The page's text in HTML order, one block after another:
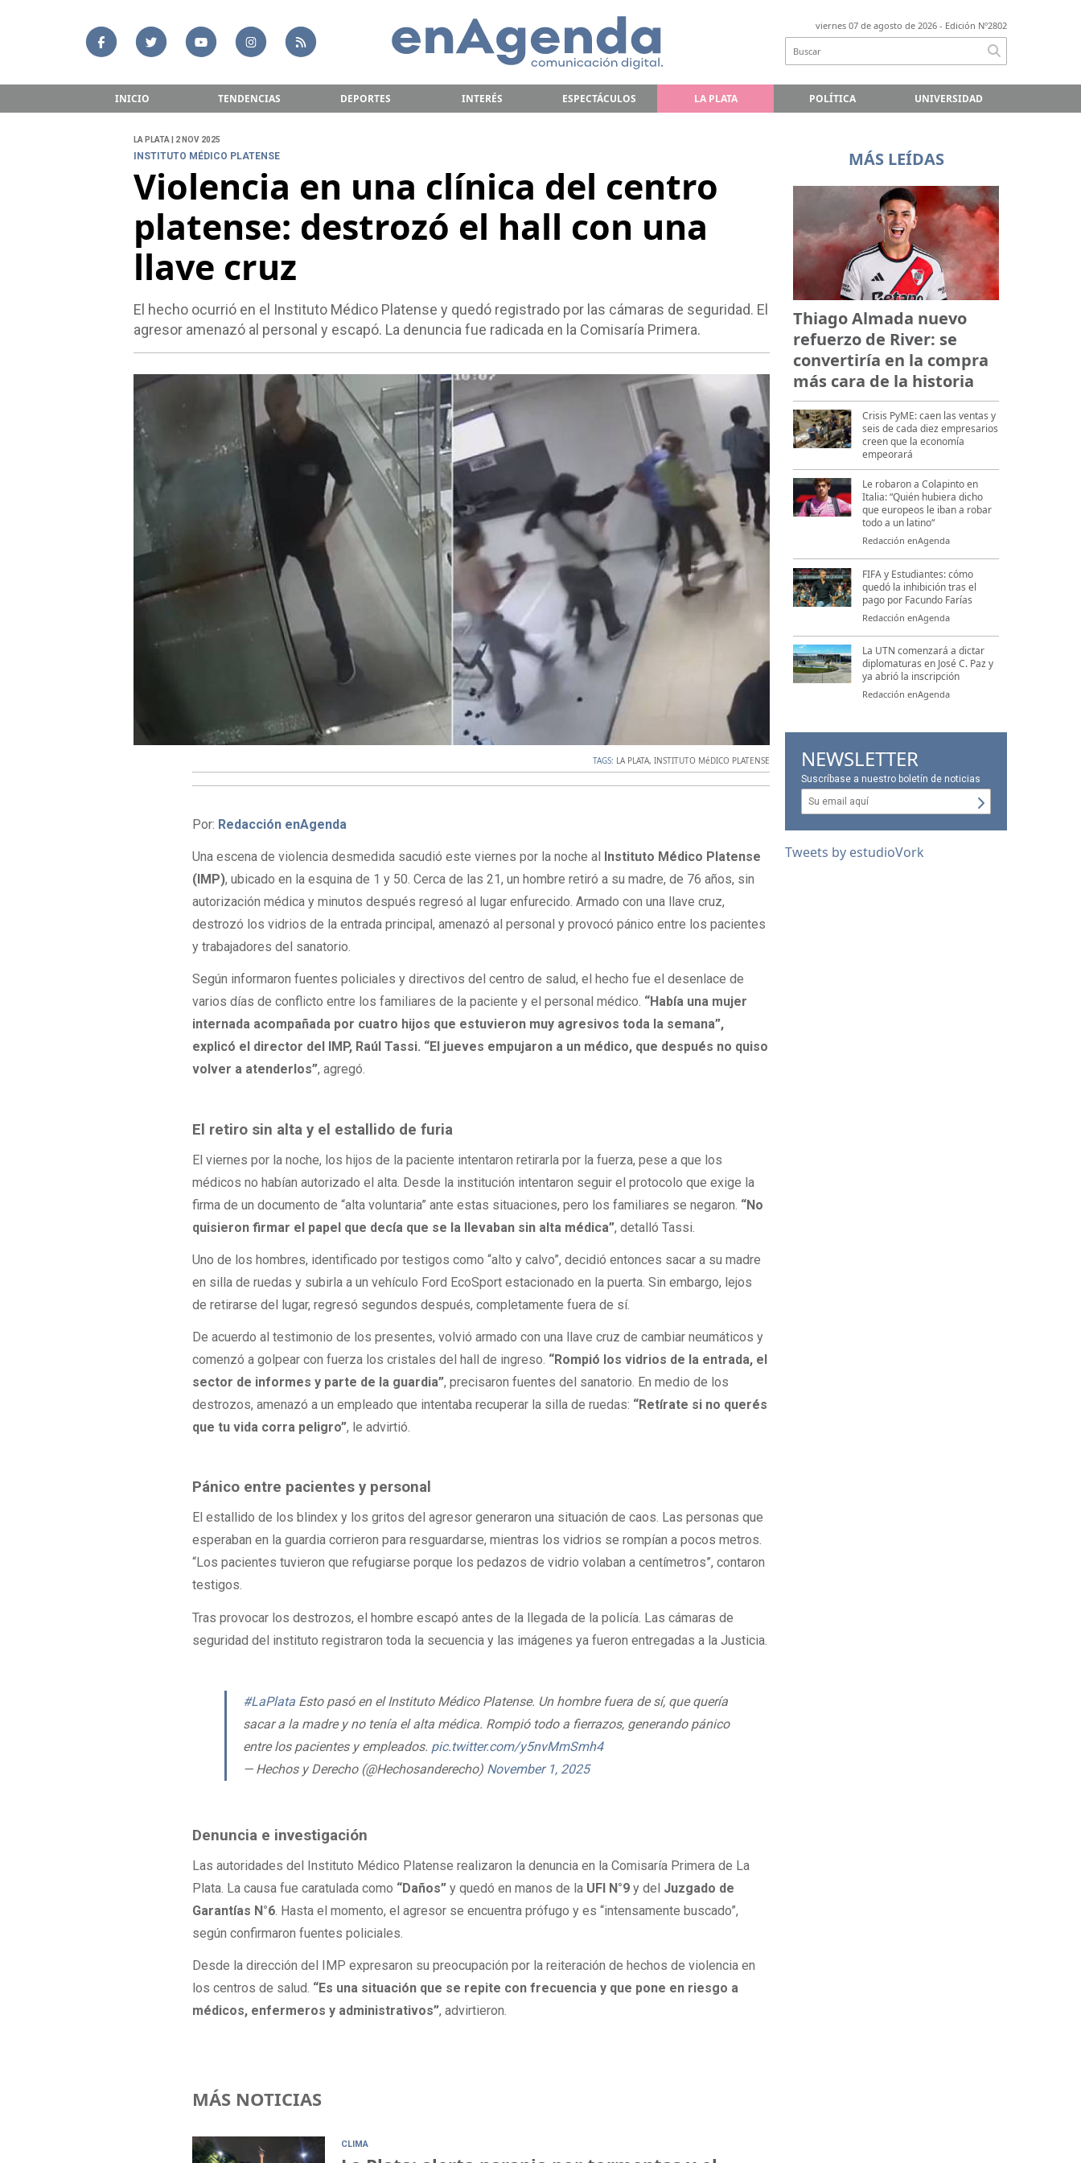
viernes 07 de agosto de 2026 - Edición Nº2802
INICIO TENDENCIAS DEPORTES INTERÉS ESPECTÁCULOS LA PLATA POLÍTICA UNIVERSIDAD
LA PLATA | 2 NOV 2025
INSTITUTO MÉDICO PLATENSE
Violencia en una clínica del centro
platense: destrozó el hall con una
llave cruz
El hecho ocurrió en el Instituto Médico Platense y quedó registrado por las cámaras de seguridad. El
agresor amenazó al personal y escapó. La denuncia fue radicada en la Comisaría Primera.
TAGS: LA PLATA,INSTITUTO MéDICO PLATENSE
Por: Redacción enAgenda
Una escena de violencia desmedida sacudió este viernes por la noche al Instituto Médico Platense
(IMP), ubicado en la esquina de 1 y 50. Cerca de las 21, un hombre retiró a su madre, de 76 años, sin
autorización médica y minutos después regresó al lugar enfurecido. Armado con una llave cruz,
destrozó los vidrios de la entrada principal, amenazó al personal y provocó pánico entre los pacientes
y trabajadores del sanatorio.
Según informaron fuentes policiales y directivos del centro de salud, el hecho fue el desenlace de
varios días de conflicto entre los familiares de la paciente y el personal médico. “Había una mujer
internada acompañada por cuatro hijos que estuvieron muy agresivos toda la semana”,
explicó el director del IMP, Raúl Tassi. “El jueves empujaron a un médico, que después no quiso
volver a atenderlos”, agregó.
El retiro sin alta y el estallido de furia
El viernes por la noche, los hijos de la paciente intentaron retirarla por la fuerza, pese a que los
médicos no habían autorizado el alta. Desde la institución intentaron seguir el protocolo que exige la
firma de un documento de “alta voluntaria” ante estas situaciones, pero los familiares se negaron. “No
quisieron firmar el papel que decía que se la llevaban sin alta médica”, detalló Tassi.
Uno de los hombres, identificado por testigos como “alto y calvo”, decidió entonces sacar a su madre
en silla de ruedas y subirla a un vehículo Ford EcoSport estacionado en la puerta. Sin embargo, lejos
de retirarse del lugar, regresó segundos después, completamente fuera de sí.
De acuerdo al testimonio de los presentes, volvió armado con una llave cruz de cambiar neumáticos y
comenzó a golpear con fuerza los cristales del hall de ingreso. “Rompió los vidrios de la entrada, el
sector de informes y parte de la guardia”, precisaron fuentes del sanatorio. En medio de los
destrozos, amenazó a un empleado que intentaba recuperar la silla de ruedas: “Retírate si no querés
que tu vida corra peligro”, le advirtió.
Pánico entre pacientes y personal
El estallido de los blindex y los gritos del agresor generaron una situación de caos. Las personas que
esperaban en la guardia corrieron para resguardarse, mientras los vidrios se rompían a pocos metros.
“Los pacientes tuvieron que refugiarse porque los pedazos de vidrio volaban a centímetros”, contaron
testigos.
Tras provocar los destrozos, el hombre escapó antes de la llegada de la policía. Las cámaras de
seguridad del instituto registraron toda la secuencia y las imágenes ya fueron entregadas a la Justicia.
#LaPlata Esto pasó en el Instituto Médico Platense. Un hombre fuera de sí, que quería
sacar a la madre y no tenía el alta médica. Rompió todo a fierrazos, generando pánico
entre los pacientes y empleados. pic.twitter.com/y5nvMmSmh4
— Hechos y Derecho (@Hechosanderecho) November 1, 2025
Denuncia e investigación
Las autoridades del Instituto Médico Platense realizaron la denuncia en la Comisaría Primera de La
Plata. La causa fue caratulada como “Daños” y quedó en manos de la UFI N°9 y del Juzgado de
Garantías N°6. Hasta el momento, el agresor se encuentra prófugo y es “intensamente buscado”,
según confirmaron fuentes policiales.
Desde la dirección del IMP expresaron su preocupación por la reiteración de hechos de violencia en
los centros de salud. “Es una situación que se repite con frecuencia y que pone en riesgo a
médicos, enfermeros y administrativos”, advirtieron.
MÁS NOTICIAS
CLIMA
MÁS LEÍDAS
Thiago Almada nuevo
refuerzo de River: se
convertiría en la compra
más cara de la historia
Crisis PyME: caen las ventas y
seis de cada diez empresarios
creen que la economía
empeorará
Le robaron a Colapinto en
Italia: “Quién hubiera dicho
que europeos le iban a robar
todo a un latino“
Redacción enAgenda
FIFA y Estudiantes: cómo
quedó la inhibición tras el
pago por Facundo Farías
Redacción enAgenda
La UTN comenzará a dictar
diplomaturas en José C. Paz y
ya abrió la inscripción
Redacción enAgenda
NEWSLETTER
Suscríbase a nuestro boletín de noticias
Tweets by estudioVork